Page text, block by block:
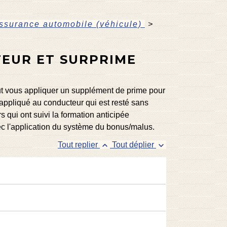
automobile (véhicule) >
ET SURPRIME
vous appliquer un supplément de prime pour
au conducteur qui est resté sans
qui ont suivi la formation anticipée
l'application du système du bonus/malus.
Tout replier keyboard_arrow_up Tout déplier keyboard_arrow_down